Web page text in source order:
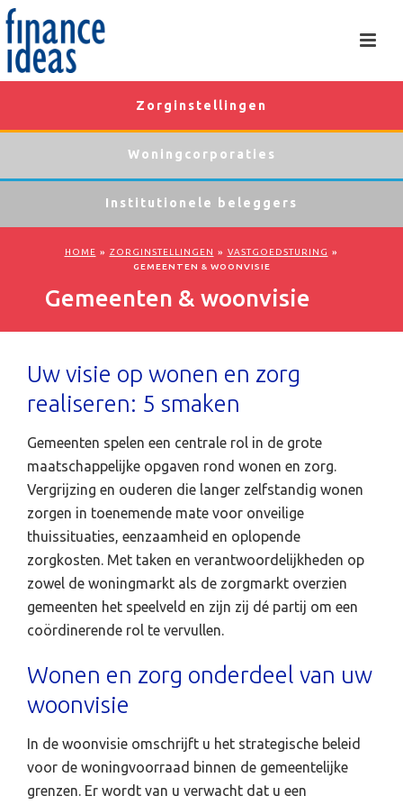
Zorginstellingen
Woningcorporaties
Institutionele beleggers
HOME » ZORGINSTELLINGEN » VASTGOEDSTURING »
GEMEENTEN & WOONVISIE
Gemeenten & woonvisie
Uw visie op wonen en zorg
realiseren: 5 smaken
Gemeenten spelen een centrale rol in de grote
maatschappelijke opgaven rond wonen en zorg.
Vergrijzing en ouderen die langer zelfstandig wonen
zorgen in toenemende mate voor onveilige
thuissituaties, eenzaamheid en oplopende
zorgkosten. Met taken en verantwoordelijkheden op
zowel de woningmarkt als de zorgmarkt overzien
gemeenten het speelveld en zijn zij dé partij om een
coördinerende rol te vervullen.
Wonen en zorg onderdeel van uw
woonvisie
In de woonvisie omschrijft u het strategische beleid
voor de woningvoorraad binnen de gemeentelijke
grenzen. Er wordt van u verwacht dat u een